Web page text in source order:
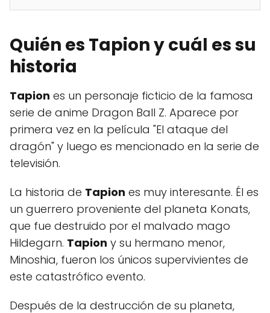
Quién es Tapion y cuál es su
historia
Tapion es un personaje ficticio de la famosa
serie de anime Dragon Ball Z. Aparece por
primera vez en la película "El ataque del
dragón" y luego es mencionado en la serie de
televisión.
La historia de Tapion es muy interesante. Él es
un guerrero proveniente del planeta Konats,
que fue destruido por el malvado mago
Hildegarn. Tapion y su hermano menor,
Minoshia, fueron los únicos supervivientes de
este catastrófico evento.
Después de la destrucción de su planeta,